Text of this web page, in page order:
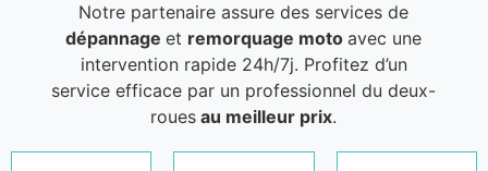
Notre partenaire assure des services de
dépannageet remorquage motoavec une
intervention rapide 24h/7j. Profitez d’un
service efficace par un professionnel du deux-
roues au meilleur prix.